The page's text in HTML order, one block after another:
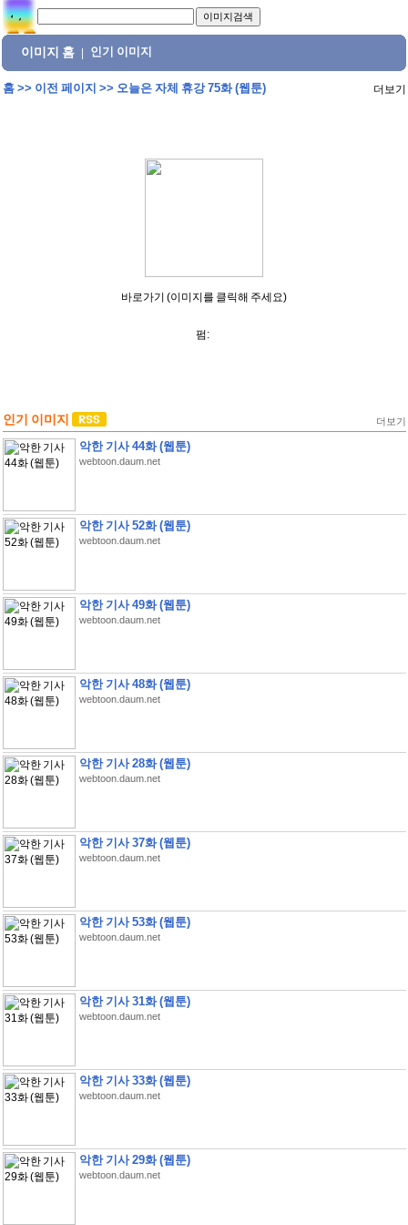
이미지 홈 인기 이미지
홈>> 이전 페이지 >> 오늘은 자체 휴강 75화 (웹툰) 더보기
바로가기 (이미지를 클릭해 주세요)
펌:
인기 이미지 더보기
악한 기사 44화 (웹툰)
webtoon.daum.net
악한 기사 52화 (웹툰)
webtoon.daum.net
악한 기사 49화 (웹툰)
webtoon.daum.net
악한 기사 48화 (웹툰)
webtoon.daum.net
악한 기사 28화 (웹툰)
webtoon.daum.net
악한 기사 37화 (웹툰)
webtoon.daum.net
악한 기사 53화 (웹툰)
webtoon.daum.net
악한 기사 31화 (웹툰)
webtoon.daum.net
악한 기사 33화 (웹툰)
webtoon.daum.net
악한 기사 29화 (웹툰)
webtoon.daum.net